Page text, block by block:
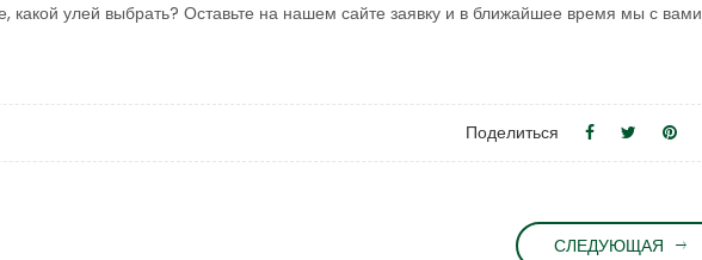
какой улей выбрать? Оставьте на нашем сайте заявку и в ближайшее время мы с вами
Поделиться
СЛЕДУЮЩАЯ